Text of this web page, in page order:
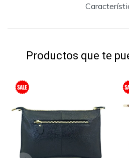
Productos que te